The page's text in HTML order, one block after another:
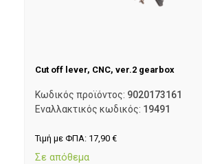
Cut off lever, CNC, ver.2 gearbox
Κωδικός προϊόντος: 9020173161
Εναλλακτικός κωδικός: 19491
Τιμή με ΦΠΑ: 17,90 €
Σε απόθεμα